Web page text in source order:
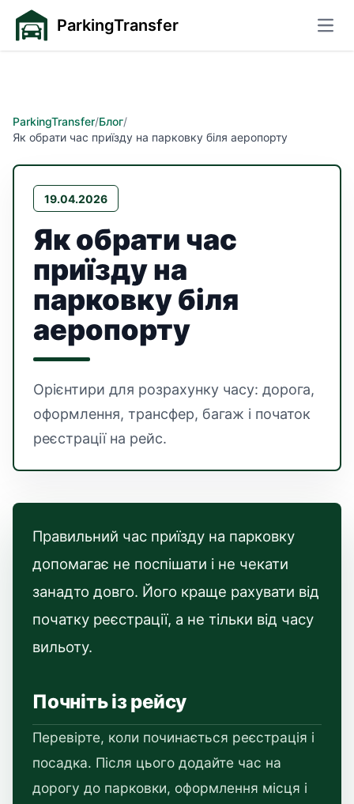
ParkingTransfer
ParkingTransfer/Блог/
Як обрати час приїзду на парковку біля аеропорту
19.04.2026
Як обрати час
приїзду на
парковку біля
аеропорту
Орієнтири для розрахунку часу: дорога,
оформлення, трансфер, багаж і початок
реєстрації на рейс.
Правильний час приїзду на парковку
допомагає не поспішати і не чекати
занадто довго. Його краще рахувати від
початку реєстрації, а не тільки від часу
вильоту.
Почніть із рейсу
Перевірте, коли починається реєстрація і
посадка. Після цього додайте час на
дорогу до парковки, оформлення місця і